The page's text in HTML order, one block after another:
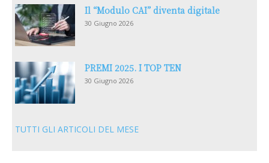
Il “Modulo CAI” diventa digitale
30 Giugno 2026
PREMI 2025. I TOP TEN
30 Giugno 2026
TUTTI GLI ARTICOLI DEL MESE